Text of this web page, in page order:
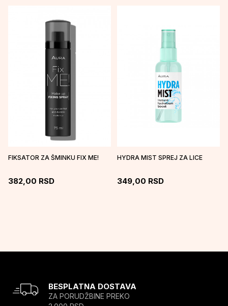
FIKSATOR ZA ŠMINKU FIX ME!
382,00 RSD
HYDRA MIST SPREJ ZA LICE
349,00 RSD
BESPLATNA DOSTAVA
ZA PORUDŽBINE PREKO